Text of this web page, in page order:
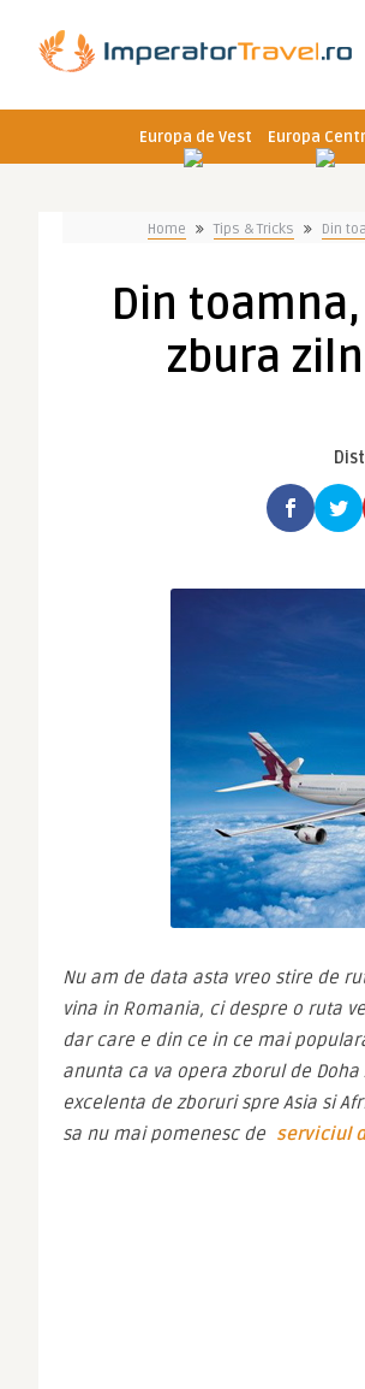
Europa de Vest Europa
Home Tips & Tricks Din
Din
zbura
Nu am de data asta vreo stire de
vina in Romania, ci despre o ruta
dar care e din ce in ce mai
anunta ca va opera zborul de
excelenta de zboruri spre Asia si
sa nu mai pomenesc de serviciul